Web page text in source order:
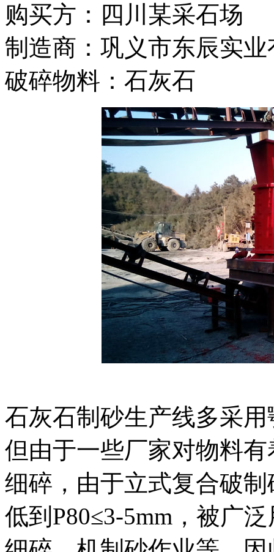
购买方：四川某采石场
制造商：巩义市东辰实
破碎物料：石灰石
石灰石制砂生产线多采
但由于一些厂家对物料
细碎，由于立式复合破
低到P80≤3-5mm，被广